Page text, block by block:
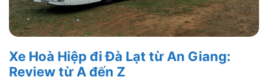
Xe Hoà Hiệp đi Đà Lạt từ An Giang:
Review từ A đến Z